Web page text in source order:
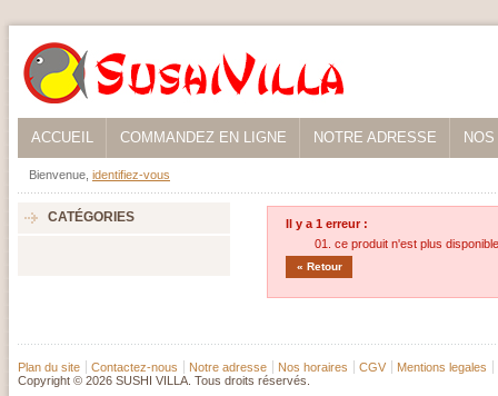
ACCUEIL COMMANDEZ EN LIGNE NOTRE ADRESSE
Bienvenue, identifiez-vous
CATÉGORIES
Il y a 1 erreur :
ce produit n'est plus disponible
« Retour
Plan du site Contactez-nous Notre adresse Nos horaires CGV
Mentions legales
Copyright © 2026 SUSHI VILLA. Tous droits réservés.